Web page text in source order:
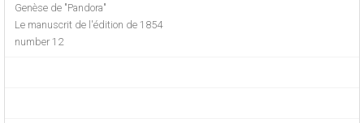
Genèse de "Pandora"
Le manuscrit de l'édition de 1854
number 12